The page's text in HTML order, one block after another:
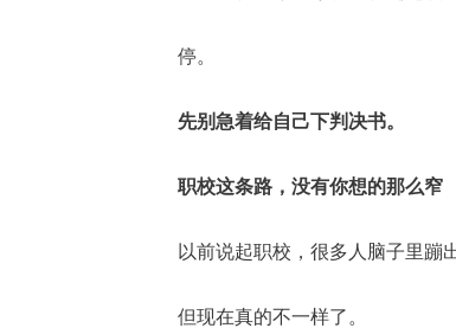
停。
先别急着给自己下判决书。
职校这条路，没有你想的那么窄
以前说起职校，很多人脑子里蹦
但现在真的不一样了。